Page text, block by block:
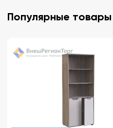
Популярные товары